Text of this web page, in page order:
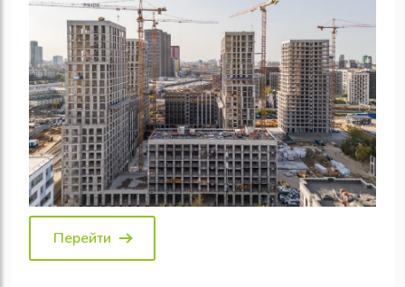
Перейти